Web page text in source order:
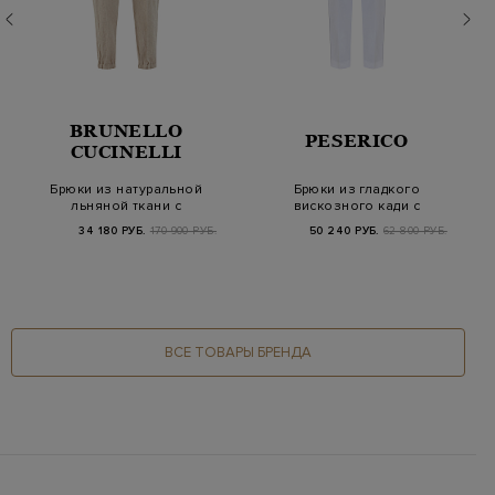
BRUNELLO
CUCINELLI
Брюки из натуральной
льняной ткани с
защипами
34 180 РУБ. 170 900 РУБ.
PESERICO
Брюки из гладкого
вискозного кади с
декором Punto Luce
50 240 РУБ. 62 800 РУБ.
ВСЕ ТОВАРЫ БРЕНДА